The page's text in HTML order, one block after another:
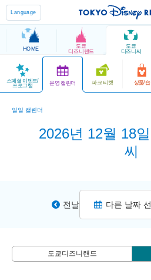
Language
HOME
도쿄
디즈니랜드
도쿄
디즈니씨
스페셜 이벤트/
프로그램 운영 캘린더 파크 티켓 상품/숍
일일 캘린더
2026년 12월 18
씨
전날 다른 날짜
도쿄디즈니랜드